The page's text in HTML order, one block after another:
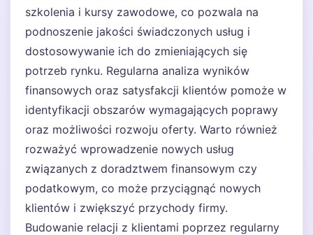
szkolenia i kursy zawodowe, co pozwala na
podnoszenie jakości świadczonych usług i
dostosowywanie ich do zmieniających się
potrzeb rynku. Regularna analiza wyników
finansowych oraz satysfakcji klientów pomoże w
identyfikacji obszarów wymagających poprawy
oraz możliwości rozwoju oferty. Warto również
rozważyć wprowadzenie nowych usług
związanych z doradztwem finansowym czy
podatkowym, co może przyciągnąć nowych
klientów i zwiększyć przychody firmy.
Budowanie relacji z klientami poprzez regularny